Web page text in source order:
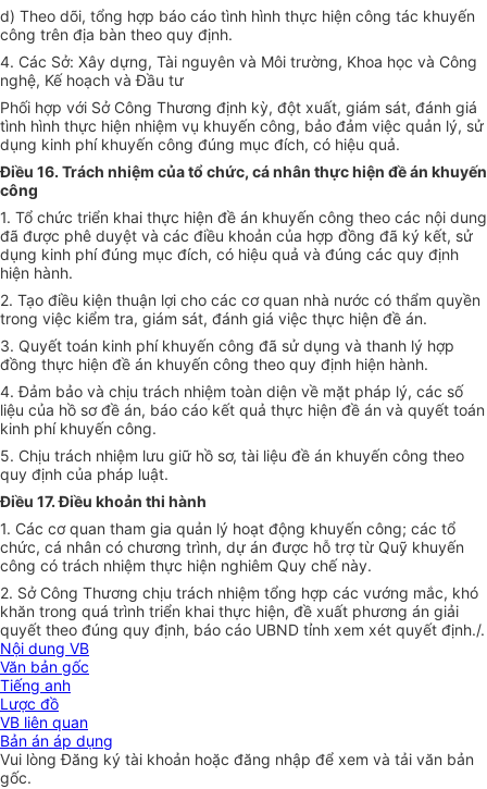
d) Theo dõi, tổng hợp báo cáo tình hình thực hiện công tác khuyến
công trên địa bàn theo quy định.
4. Các Sở: Xây dựng, Tài nguyên và Môi trường, Khoa học và Công
nghệ, Kế hoạch và Đầu tư
Phối hợp với Sở Công Thương định kỳ, đột xuất, giám sát, đánh giá
tình hình thực hiện nhiệm vụ khuyến công, bảo đảm việc quản lý, sử
dụng kinh phí khuyến công đúng mục đích, có hiệu quả.
Điều 16. Trách nhiệm của tổ chức, cá nhân thực hiện đề án khuyến
công
1. Tổ chức triển khai thực hiện đề án khuyến công theo các nội dung
đã được phê duyệt và các điều khoản của hợp đồng đã ký kết, sử
dụng kinh phí đúng mục đích, có hiệu quả và đúng các quy định
hiện hành.
2. Tạo điều kiện thuận lợi cho các cơ quan nhà nước có thẩm quyền
trong việc kiểm tra, giám sát, đánh giá việc thực hiện đề án.
3. Quyết toán kinh phí khuyến công đã sử dụng và thanh lý hợp
đồng thực hiện đề án khuyến công theo quy định hiện hành.
4. Đảm bảo và chịu trách nhiệm toàn diện về mặt pháp lý, các số
liệu của hồ sơ đề án, báo cáo kết quả thực hiện đề án và quyết toán
kinh phí khuyến công.
5. Chịu trách nhiệm lưu giữ hồ sơ, tài liệu đề án khuyến công theo
quy định của pháp luật.
Điều 17. Điều khoản thi hành
1. Các cơ quan tham gia quản lý hoạt động khuyến công; các tổ
chức, cá nhân có chương trình, dự án được hỗ trợ từ Quỹ khuyến
công có trách nhiệm thực hiện nghiêm Quy chế này.
2. Sở Công Thương chịu trách nhiệm tổng hợp các vướng mắc, khó
khăn trong quá trình triển khai thực hiện, đề xuất phương án giải
quyết theo đúng quy định, báo cáo UBND tỉnh xem xét quyết định./.
Nội dung VB
Văn bản gốc
Tiếng anh
Lược đồ
VB liên quan
Bản án áp dụng
Vui lòngĐăng ký tài khoản hoặc đăng nhập để xem và tải văn bản
gốc.